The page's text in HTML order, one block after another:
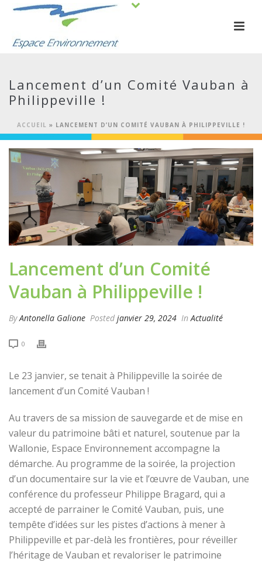
Lancement d’un Comité Vauban à
Philippeville !
ACCUEIL » LANCEMENT D’UN COMITÉ VAUBAN À PHILIPPEVILLE !
Lancement d’un Comité
Vauban à Philippeville !
ByAntonella Galione Posted janvier 29, 2024 InActualité
0
Le 23 janvier, se tenait à Philippeville la soirée de
lancement d’un Comité Vauban !
Au travers de sa mission de sauvegarde et de mise en
valeur du patrimoine bâti et naturel, soutenue par la
Wallonie, Espace Environnement accompagne la
démarche. Au programme de la soirée, la projection
d’un documentaire sur la vie et l’œuvre de Vauban, une
conférence du professeur Philippe Bragard, qui a
accepté de parrainer le Comité Vauban, puis, une
tempête d’idées sur les pistes d’actions à mener à
Philippeville et par-delà les frontières, pour réveiller
l’héritage de Vauban et revaloriser le patrimoine